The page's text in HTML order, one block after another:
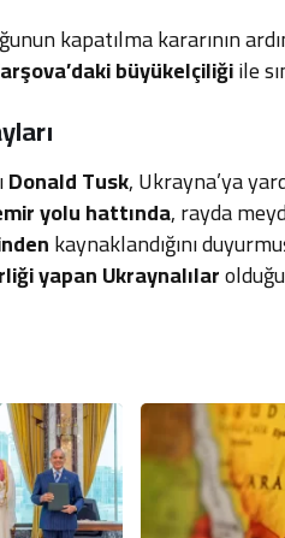
kapatılma kararının
büyükelçiliğiile
Donald Tusk, Ukrayna’ya
yolu hattında, rayda
kaynaklandığını
yapan Ukraynalılar